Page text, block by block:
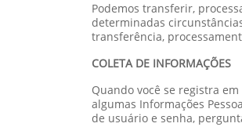
Podemos transferir,
determinadas
transferência,
COLETA DE INFORMAÇÕES
Quando você se registra
algumas Informações
de usuário e senha,